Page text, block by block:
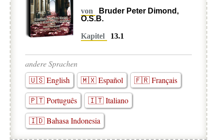
von
Bruder Peter Dimond,
O.S.B.
Kapitel 13.1
andere Sprachen
🇺🇸 English
🇲🇽 Español
🇫🇷 Français
🇵🇹 Português
🇮🇹 Italiano
🇮🇩 Bahasa Indonesia